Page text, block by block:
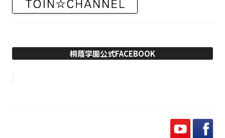
桐蔭学園公式FACEBOOK